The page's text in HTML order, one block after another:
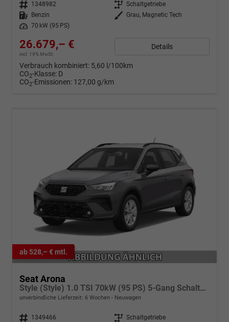
Fahrzeugnr. 1348982 Getriebe Schaltgetriebe
Kraftstoff
Benzin Außenfarbe
Grau, Magnetic Tech
Leistung
70 kW (95 PS)
26.679,– €
incl. 19% MwSt.
Details
Verbrauch kombiniert: 5,60 l/100km
CO2-Klasse: D
CO2-Emissionen: 127,00 g/km
ab 528,– € mtl.
Seat Arona
Style (Style) 1.0 TSI 70kW (95 PS) 5-Gang Schaltgetriebe
unverbindliche Lieferzeit: 6 Wochen Neuwagen
Fahrzeugnr. 1349466 Getriebe Schaltgetriebe